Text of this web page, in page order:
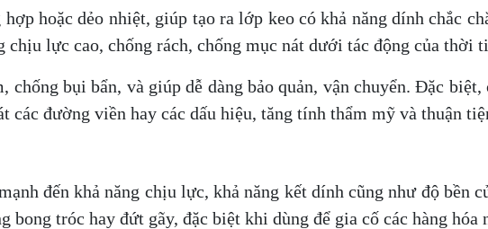
hoặc dẻo nhiệt, giúp tạo ra lớp keo có khả năng dính chắc
lực cao, chống rách, chống mục nát dưới tác động của thời
bụi bẩn, và giúp dễ dàng bảo quản, vận chuyển. Đặc biệt,
các đường viền hay các dấu hiệu, tăng tính thẩm mỹ và thuận
đến khả năng chịu lực, khả năng kết dính cũng như độ bền
bong tróc hay đứt gãy, đặc biệt khi dùng để gia cố các hàng